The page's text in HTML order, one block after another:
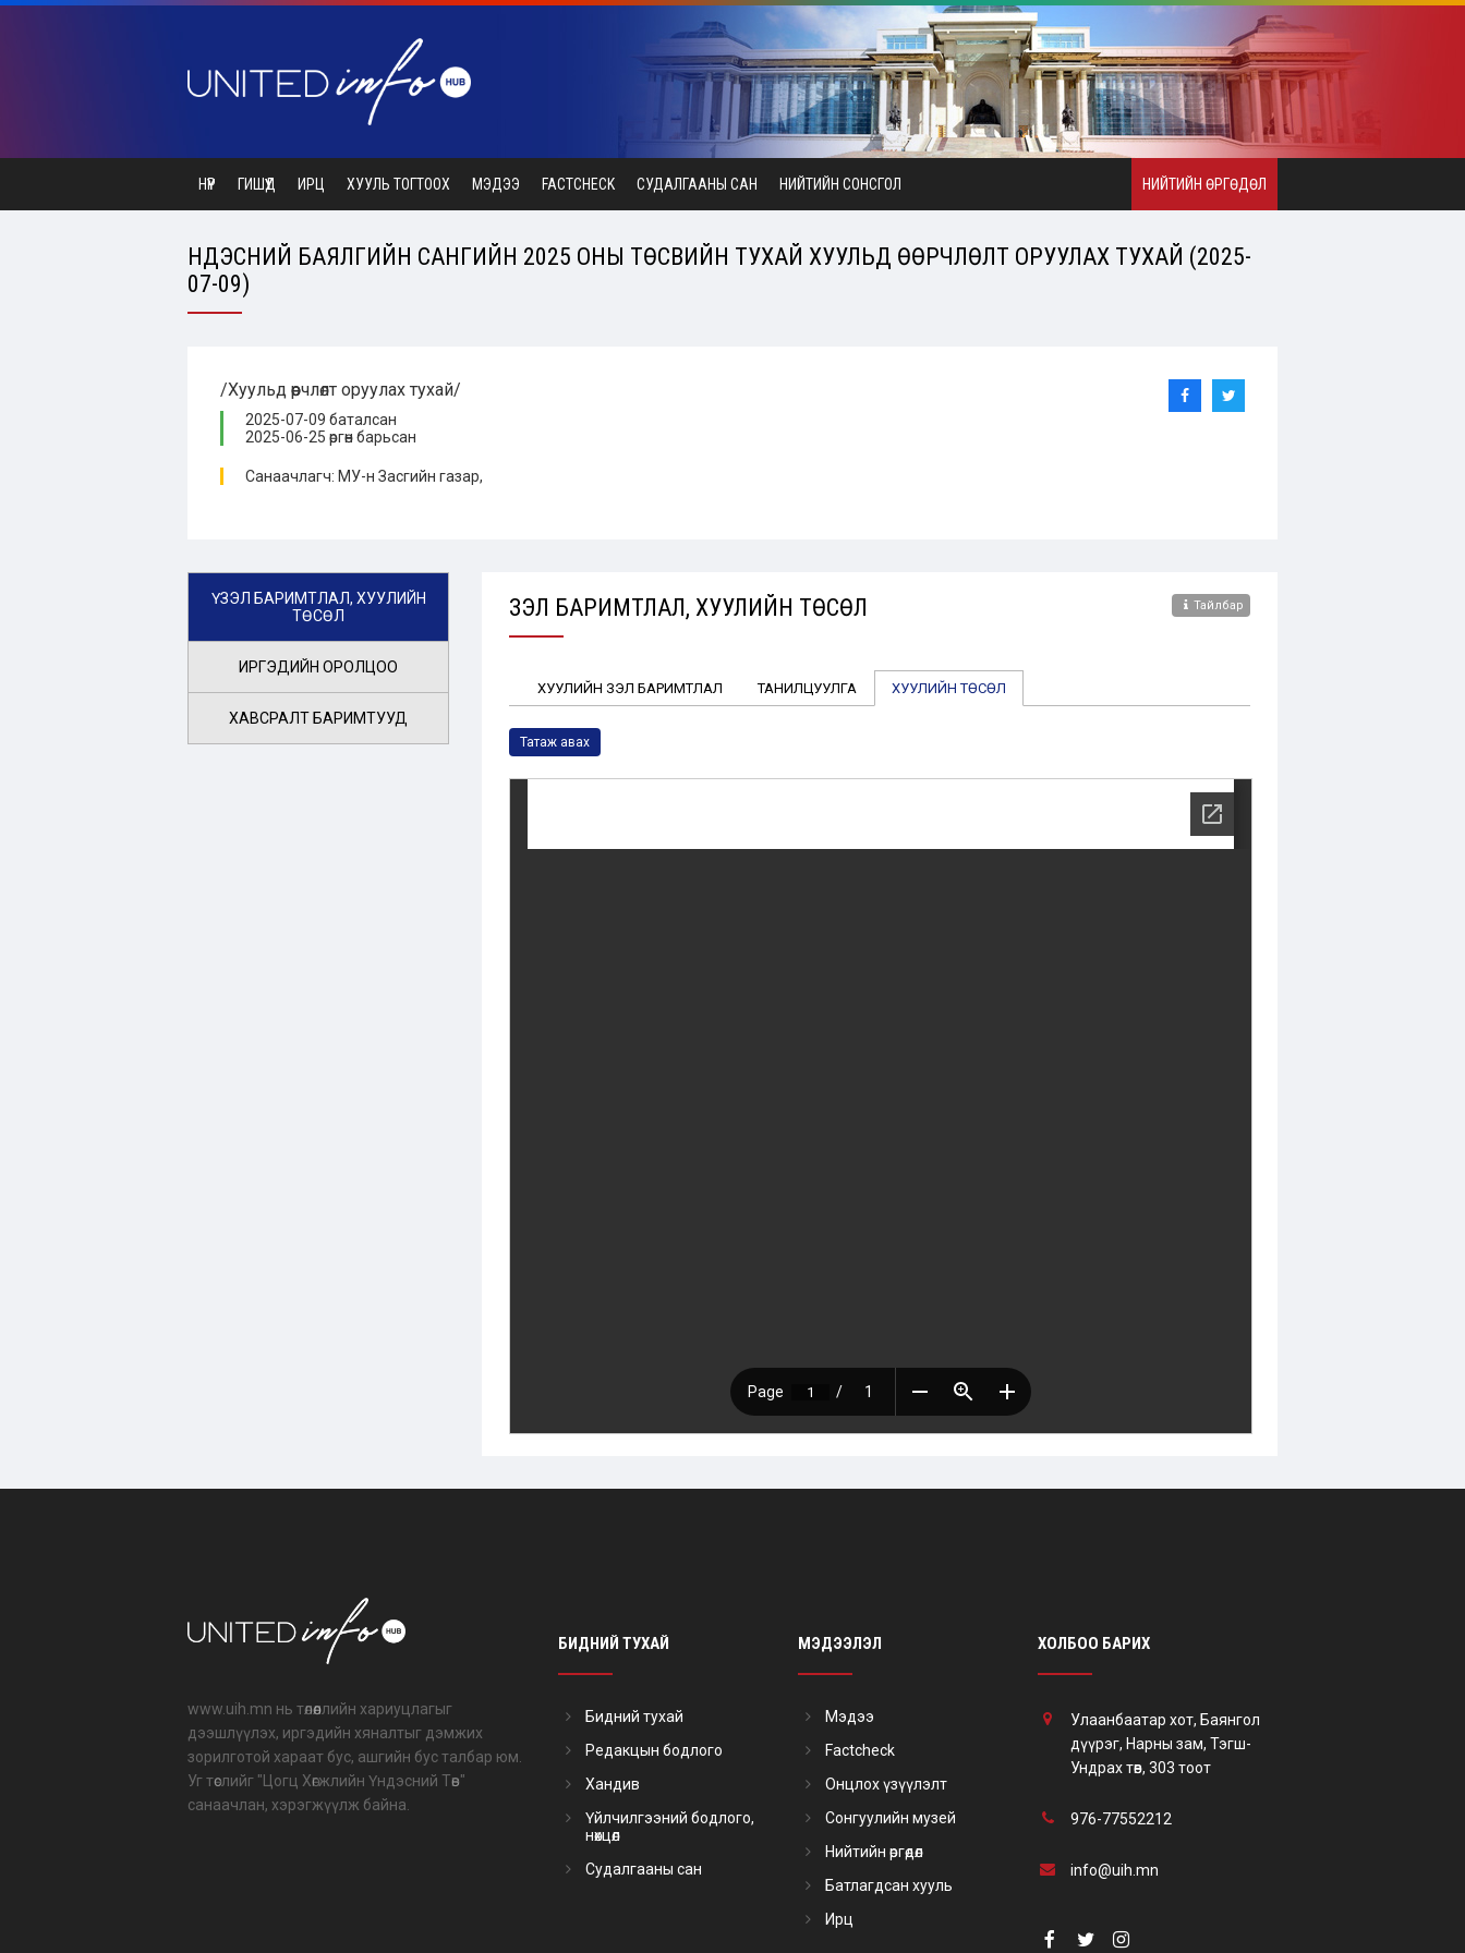
НҮҮР ГИШҮҮД ИРЦ ХУУЛЬ ТОГТООХ МЭДЭЭ FACTCHECK СУДАЛГААНЫ САН НИЙТИЙН СОНСГОЛ НИЙТИЙН ӨРГӨДӨЛ
ҮНДЭСНИЙ БАЯЛГИЙН САНГИЙН 2025 ОНЫ ТӨСВИЙН ТУХАЙ ХУУЛЬД ӨӨРЧЛӨЛТ ОРУУЛАХ ТУХАЙ (2025-
07-09)
/Хуульд өөрчлөлт оруулах тухай/
2025-07-09 баталсан
2025-06-25 өргөн барьсан
Санаачлагч: МУ-н Засгийн газар,
ҮЗЭЛ БАРИМТЛАЛ, ХУУЛИЙН
ТӨСӨЛ
ИРГЭДИЙН ОРОЛЦОО
ХАВСРАЛТ БАРИМТУУД
ҮЗЭЛ БАРИМТЛАЛ, ХУУЛИЙН ТӨСӨЛ Тайлбар
ХУУЛИЙН ҮЗЭЛ БАРИМТЛАЛ ТАНИЛЦУУЛГА ХУУЛИЙН ТӨСӨЛ
Татаж авах
www.uih.mn нь төлөөллийн хариуцлагыг
дээшлүүлэх, иргэдийн хяналтыг дэмжих
зорилготой хараат бус, ашгийн бус талбар юм.
Уг төслийг "Цогц Хөгжлийн Үндэсний Төв"
санаачлан, хэрэгжүүлж байна.
БИДНИЙ ТУХАЙ
Бидний тухай
Редакцын бодлого
Хандив
Үйлчилгээний бодлого,
нөхцөл
Судалгааны сан
МЭДЭЭЛЭЛ
Мэдээ
Factcheck
Онцлох үзүүлэлт
Сонгуулийн музей
Нийтийн өргөдөл
Батлагдсан хууль
Ирц
ХОЛБОО БАРИХ
Улаанбаатар хот, Баянгол
дүүрэг, Нарны зам, Тэгш-
Ундрах төв, 303 тоот
976-77552212
info@uih.mn